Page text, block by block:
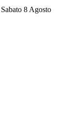
8 Agosto